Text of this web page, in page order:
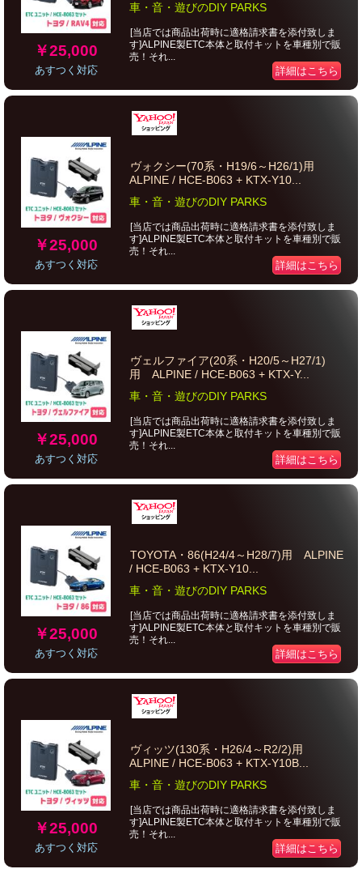
￥25,000
あすつく対応
車・音・遊びのDIY PARKS
[当店では商品出荷時に適格請求書を添付致しま
す]ALPINE製ETC本体と取付キットを車種別で販
売！それ...
詳細はこちら
￥25,000
あすつく対応
ヴォクシー(70系・H19/6～H26/1)用
ALPINE / HCE-B063 + KTX-Y10...
車・音・遊びのDIY PARKS
[当店では商品出荷時に適格請求書を添付致しま
す]ALPINE製ETC本体と取付キットを車種別で販
売！それ...
詳細はこちら
￥25,000
あすつく対応
ヴェルファイア(20系・H20/5～H27/1)
用 ALPINE / HCE-B063 + KTX-Y...
車・音・遊びのDIY PARKS
[当店では商品出荷時に適格請求書を添付致しま
す]ALPINE製ETC本体と取付キットを車種別で販
売！それ...
詳細はこちら
￥25,000
あすつく対応
TOYOTA・86(H24/4～H28/7)用 ALPINE
/ HCE-B063 + KTX-Y10...
車・音・遊びのDIY PARKS
[当店では商品出荷時に適格請求書を添付致しま
す]ALPINE製ETC本体と取付キットを車種別で販
売！それ...
詳細はこちら
￥25,000
あすつく対応
ヴィッツ(130系・H26/4～R2/2)用
ALPINE / HCE-B063 + KTX-Y10B...
車・音・遊びのDIY PARKS
[当店では商品出荷時に適格請求書を添付致しま
す]ALPINE製ETC本体と取付キットを車種別で販
売！それ...
詳細はこちら